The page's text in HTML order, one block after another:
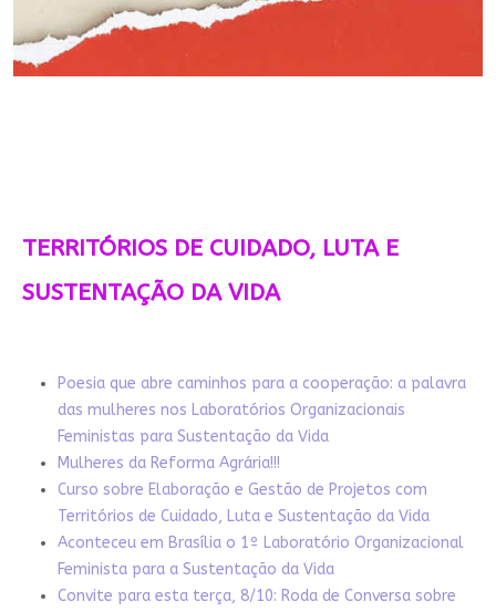
TERRITÓRIOS DE CUIDADO, LUTA E
SUSTENTAÇÃO DA VIDA
Poesia que abre caminhos para a cooperação: a palavra
das mulheres nos Laboratórios Organizacionais
Feministas para Sustentação da Vida
Mulheres da Reforma Agrária!!!
Curso sobre Elaboração e Gestão de Projetos com
Territórios de Cuidado, Luta e Sustentação da Vida
Aconteceu em Brasília o 1º Laboratório Organizacional
Feminista para a Sustentação da Vida
Convite para esta terça, 8/10: Roda de Conversa sobre